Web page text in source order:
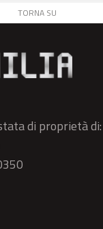
TORNA SU
di proprietà di: